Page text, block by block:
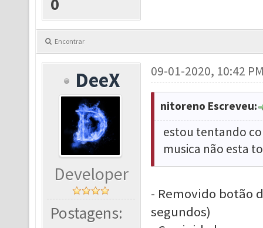
0
Encontrar
DeeX
Developer
Postagens:
09-01-2020, 10:42
nitoreno Escreveu:
estou tentando
musica não esta
- Removido botão
segundos)